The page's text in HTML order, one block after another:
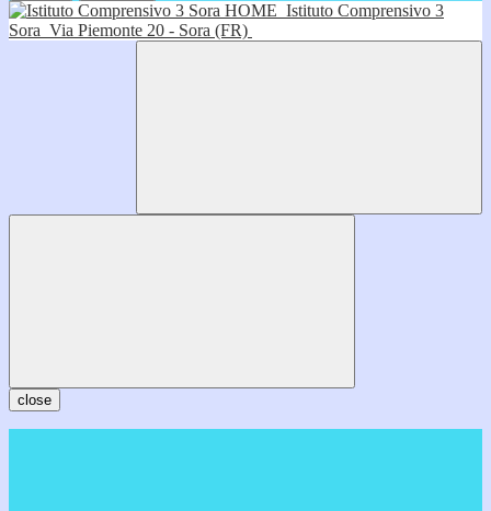
HOME Istituto Comprensivo 3
Sora Via Piemonte 20 - Sora (FR)
close